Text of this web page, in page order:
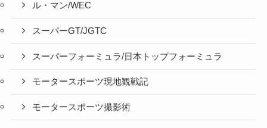
ル・マン/WEC
スーパーGT/JGTC
スーパーフォーミュラ/日本トップフォーミュラ
モータースポーツ現地観戦記
モータースポーツ撮影術